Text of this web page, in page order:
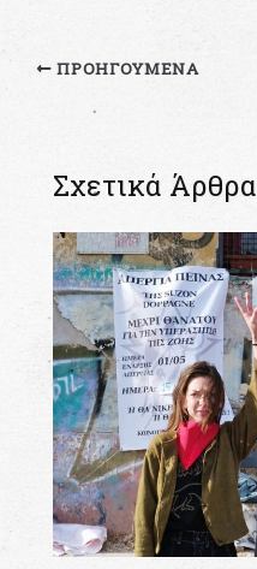
ΠΡΟΗΓΟΎΜΕΝΑ
Σχετικά Άρθρα